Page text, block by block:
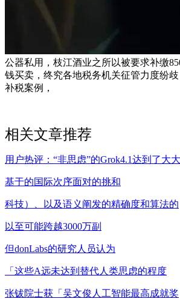
公器私用，枝江酒业之所以被要求补缴
钱买卖，终究各地税务机关征管力度纷
补税案例，
相关文章推荐
用户热评：“非思虑”的Grok4.1达到了大大
基于的国际次序面对的挑和
科技）、以及语义阐发的精确度和算法的
以至可能跨越3000万副
但donLabs的研究人员认为
「这些A远未达到替代人类思虑的程度
张钹院士获「吴文俊人工智能最高成就奖